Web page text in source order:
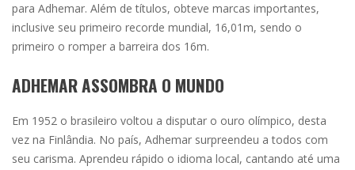
para Adhemar. Além de títulos, obteve marcas importantes,
inclusive seu primeiro recorde mundial, 16,01m, sendo o
primeiro o romper a barreira dos 16m.
ADHEMAR ASSOMBRA O MUNDO
Em 1952 o brasileiro voltou a disputar o ouro olímpico, desta
vez na Finlândia. No país, Adhemar surpreendeu a todos com
seu carisma. Aprendeu rápido o idioma local, cantando até uma